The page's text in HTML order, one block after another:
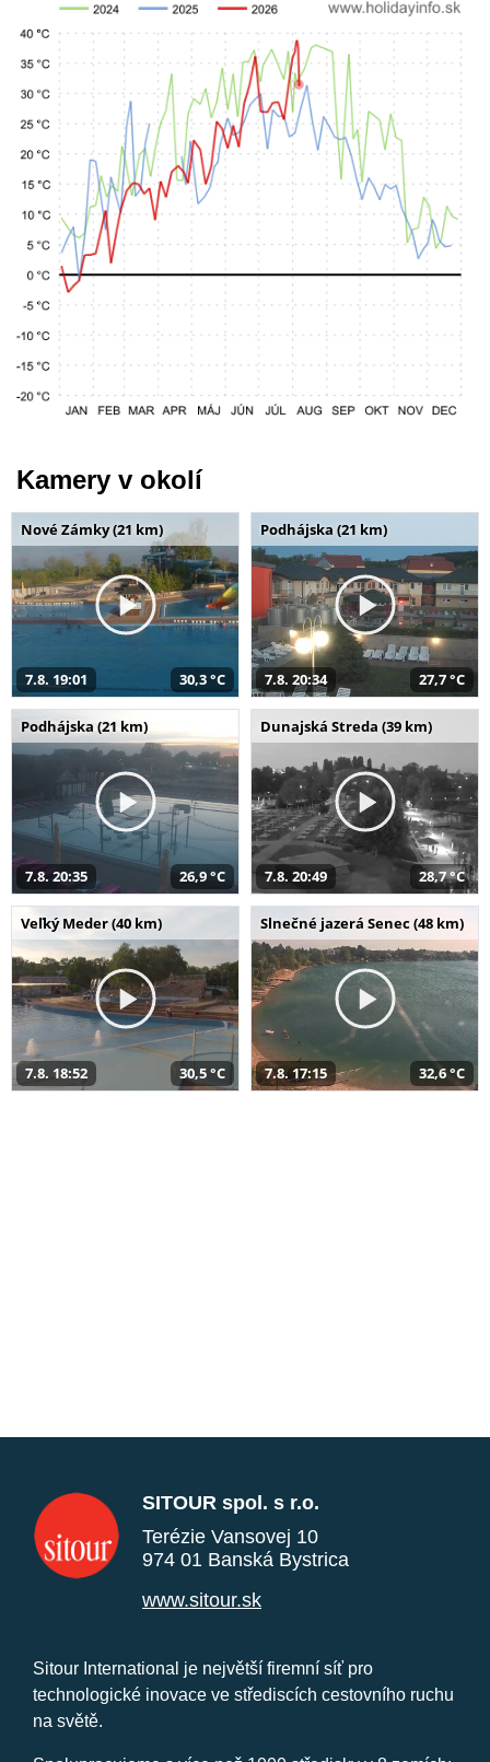
Kamery v okolí
Nové Zámky (21 km)
7.8. 19:01 30,3 °C
Podhájska (21 km)
7.8. 20:34 27,7 °C
Podhájska (21 km)
7.8. 20:35 26,9 °C
Dunajská Streda (39 km)
7.8. 20:49 28,7 °C
Veľký Meder (40 km)
7.8. 18:52 30,5 °C
Slnečné jazerá Senec (48 km)
7.8. 17:15 32,6 °C
SITOUR spol. s r.o.
Terézie Vansovej 10
974 01 Banská Bystrica
www.sitour.sk
Sitour International je největší firemní síť pro
technologické inovace ve střediscích cestovního ruchu
na světě.